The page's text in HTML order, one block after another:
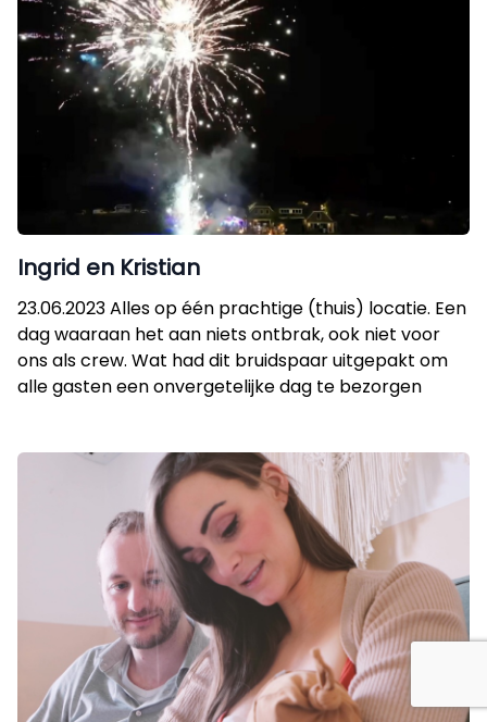
Ingrid en Kristian
23.06.2023 Alles op één prachtige (thuis) locatie. Een
dag waaraan het aan niets ontbrak, ook niet voor
ons als crew. Wat had dit bruidspaar uitgepakt om
alle gasten een onvergetelijke dag te bezorgen